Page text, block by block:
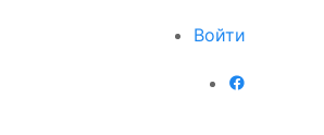
Войти